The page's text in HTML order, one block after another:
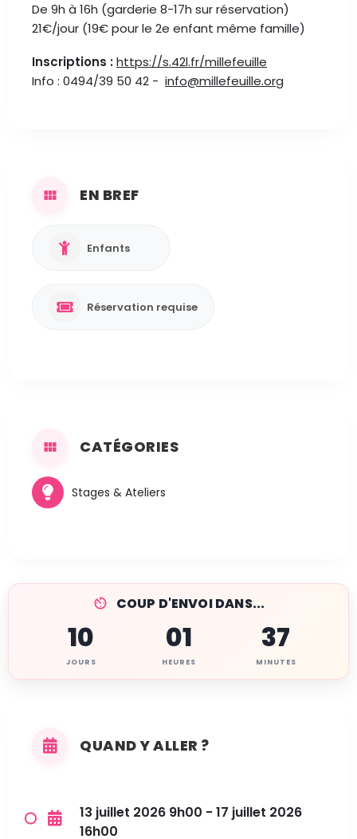
De 9h à 16h (garderie 8-17h sur réservation)
21€/jour (19€ pour le 2e enfant même famille)
Inscriptions :https://s.42l.fr/millefeuille
Info : 0494/39 50 42 - info@millefeuille.org
EN BREF
Enfants
Réservation requise
CATÉGORIES
Stages & Ateliers
COUP D'ENVOI DANS...
10
JOURS
01
HEURES
37
MINUTES
QUAND Y ALLER ?
13 juillet 2026 9h00 - 17 juillet 2026
16h00